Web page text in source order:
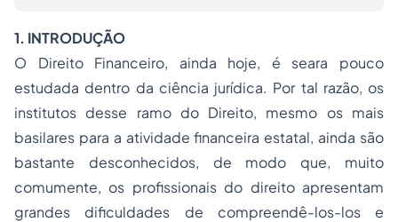
1. INTRODUÇÃO
O Direito Financeiro, ainda hoje, é seara pouco
estudada dentro da ciência jurídica. Por tal razão, os
institutos desse ramo do Direito, mesmo os mais
basilares para a atividade financeira estatal, ainda são
bastante desconhecidos, de modo que, muito
comumente, os profissionais do direito apresentam
grandes dificuldades de compreendê-los-los e